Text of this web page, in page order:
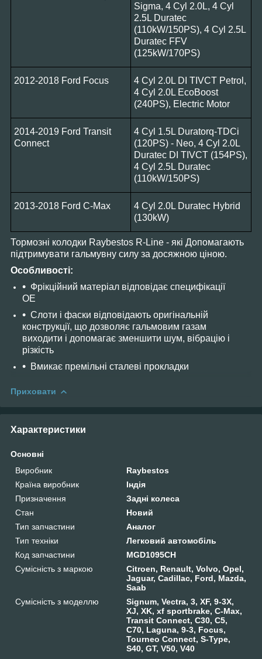
Sigma, 4 Cyl 2.0L, 4 Cyl
2.5L Duratec
(110kW/150PS), 4 Cyl 2.5L
Duratec FFV
(125kW/170PS)
2012-2018 Ford Focus
4 Cyl 2.0L DI TIVCT Petrol,
4 Cyl 2.0L EcoBoost
(240PS), Electric Motor
2014-2019 Ford Transit
Connect
4 Cyl 1.5L Duratorq-TDCi
(120PS) - Neo, 4 Cyl 2.0L
Duratec DI TIVCT (154PS),
4 Cyl 2.5L Duratec
(110kW/150PS)
2013-2018 Ford C-Max
4 Cyl 2.0L Duratec Hybrid
(130kW)
Тормозні колодки Raybestos R-Line - які Допомагають
підтримувати гальмувну силу за досяжною ціною.
Особливості:
Фрікційний матеріал відповідає специфікації
OE
Слоти і фаски відповідають оригінальній
конструкції, що дозволяє гальмовим газам
виходити і допомагає зменшити шум, вібрацію і
різкість
Вмикає премільні сталеві прокладки
Приховати
Характеристики
Основні
Виробник
Raybestos
Країна виробник
Індія
Призначення
Задні колеса
Стан
Новий
Тип запчастини
Аналог
Тип техніки
Легковий автомобіль
Код запчастини
MGD1095CH
Сумісність з маркою
Citroen, Renault, Volvo, Opel,
Jaguar, Cadillac, Ford, Mazda,
Saab
Сумісність з моделлю
Signum, Vectra, 3, XF, 9-3X,
XJ, XK, xf sportbrake, C-Max,
Transit Connect, C30, C5,
C70, Laguna, 9-3, Focus,
Tourneo Connect, S-Type,
S40, GT, V50, V40